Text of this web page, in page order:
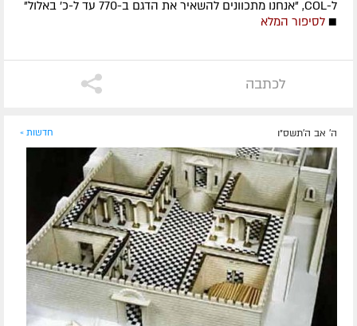
ל-COL, "אנחנו מתכוונים להשאיר את הדגם ב-770 עד ל-כ' באלול"
■ לסיפור המלא
לכתבה
ה' אב ה׳תשס״ו חדשות »